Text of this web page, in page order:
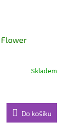
Skladem
Do košíku